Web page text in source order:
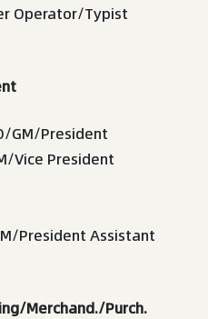
Operator/Typist
GM/President
Vice President
President Assistant
Merchand./Purch.